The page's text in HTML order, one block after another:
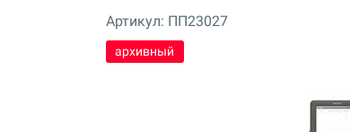
Артикул: ПП23027
архивный